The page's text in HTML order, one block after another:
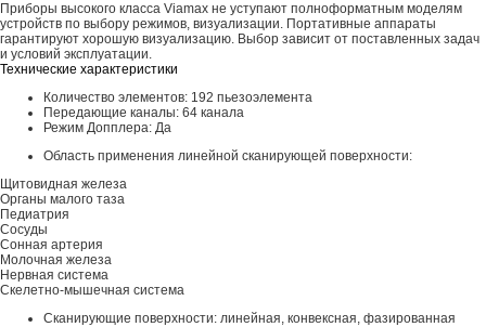
Приборы высокого класса Viamax не уступают полноформатным моделям
устройств по выбору режимов, визуализации. Портативные аппараты
гарантируют хорошую визуализацию. Выбор зависит от поставленных задач
и условий эксплуатации.
Технические характеристики
Количество элементов: 192 пьезоэлемента
Передающие каналы: 64 канала
Режим Допплера: Да
Область применения линейной сканирующей поверхности:
Щитовидная железа
Органы малого таза
Педиатрия
Сосуды
Сонная артерия
Молочная железа
Нервная система
Скелетно-мышечная система
Сканирующие поверхности: линейная, конвексная, фазированная